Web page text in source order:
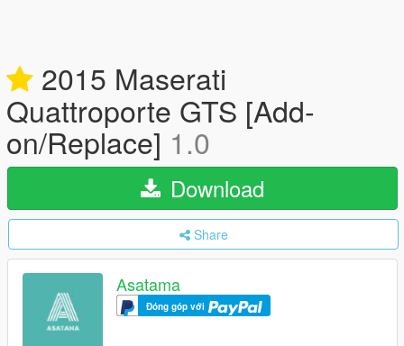
2015 Maserati
Quattroporte GTS [Add-
on/Replace] 1.0
Download
Share
Asatama
Đóng góp với